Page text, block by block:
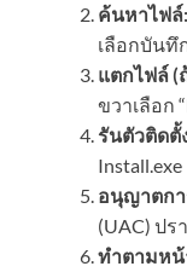
ค้นหาไฟล์:
เลือกบันทึ
แตกไฟล์ (
ขวาเลือก
รันตัวติดตั้
Install.exe
อนุญาตก
(UAC) ปร
ทำตามหน้